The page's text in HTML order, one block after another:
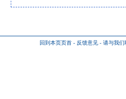
回到本页页首 - 反馈意见 - 请与我们